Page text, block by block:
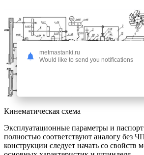
Кинематическая схема
Эксплуатационные параметры и паспорт
полностью соответствуют аналогу без
конструкции следует начать со свойств
metmastanki.ru
Would like to send you notifications